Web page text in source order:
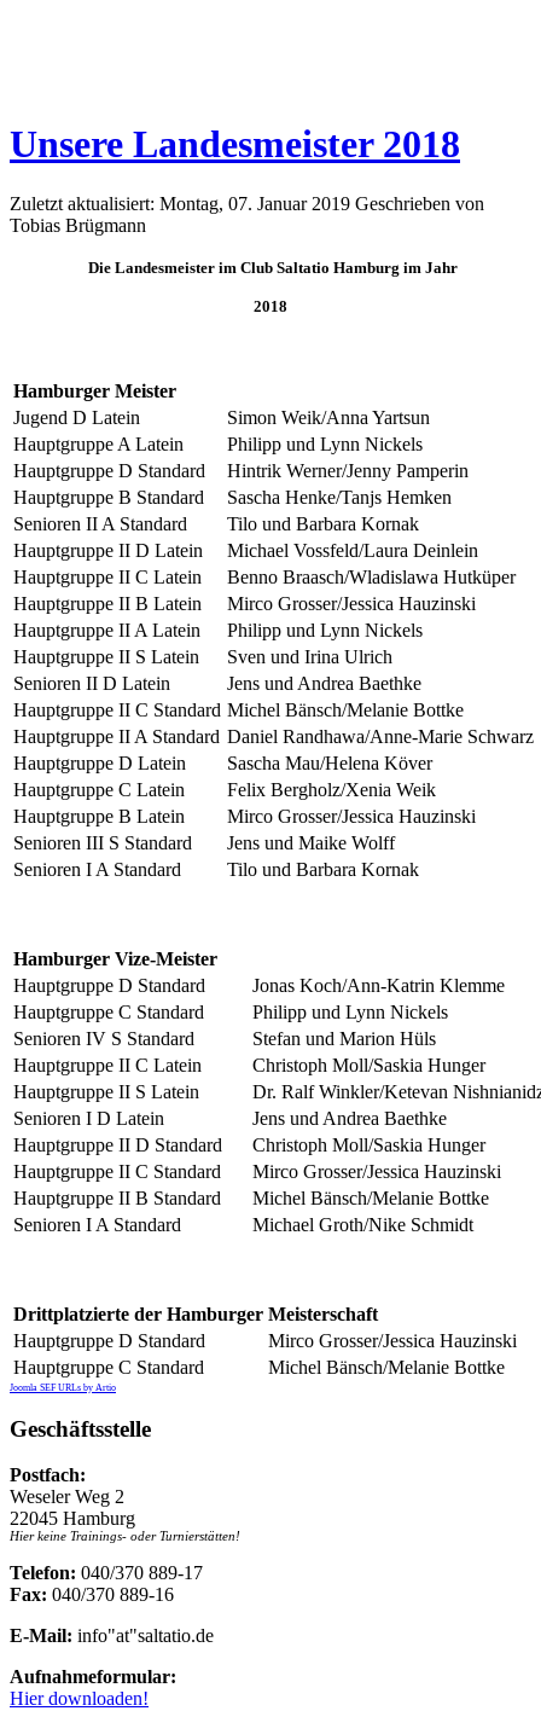
Unsere Landesmeister 2018
Zuletzt aktualisiert: Montag, 07. Januar 2019 Geschrieben von
Tobias Brügmann
Die Landesmeister im Club Saltatio Hamburg im Jahr
2018
Hamburger Meister
Jugend D Latein
Simon Weik/Anna Yartsun
Hauptgruppe A Latein
Philipp und Lynn Nickels
Hauptgruppe D Standard
Hintrik Werner/Jenny Pamperin
Hauptgruppe B Standard
Sascha Henke/Tanjs Hemken
Senioren II A Standard
Tilo und Barbara Kornak
Hauptgruppe II D Latein
Michael Vossfeld/Laura Deinlein
Hauptgruppe II C Latein
Benno Braasch/Wladislawa Hutküper
Hauptgruppe II B Latein
Mirco Grosser/Jessica Hauzinski
Hauptgruppe II A Latein
Philipp und Lynn Nickels
Hauptgruppe II S Latein
Sven und Irina Ulrich
Senioren II D Latein
Jens und Andrea Baethke
Hauptgruppe II C Standard Michel Bänsch/Melanie Bottke
Hauptgruppe II A Standard Daniel Randhawa/Anne-Marie Schwarz
Hauptgruppe D Latein
Sascha Mau/Helena Köver
Hauptgruppe C Latein
Felix Bergholz/Xenia Weik
Hauptgruppe B Latein
Mirco Grosser/Jessica Hauzinski
Senioren III S Standard
Jens und Maike Wolff
Senioren I A Standard
Tilo und Barbara Kornak
Hamburger Vize-Meister
Hauptgruppe D Standard
Jonas Koch/Ann-Katrin Klemme
Hauptgruppe C Standard
Philipp und Lynn Nickels
Senioren IV S Standard
Stefan und Marion Hüls
Hauptgruppe II C Latein
Christoph Moll/Saskia Hunger
Hauptgruppe II S Latein
Dr. Ralf Winkler/Ketevan
Senioren I D Latein
Jens und Andrea Baethke
Hauptgruppe II D Standard
Christoph Moll/Saskia Hunger
Hauptgruppe II C Standard
Mirco Grosser/Jessica Hauzinski
Hauptgruppe II B Standard
Michel Bänsch/Melanie Bottke
Senioren I A Standard
Michael Groth/Nike Schmidt
Drittplatzierte der Hamburger Meisterschaft
Hauptgruppe D Standard
Mirco Grosser/Jessica Hauzinski
Hauptgruppe C Standard
Michel Bänsch/Melanie Bottke
Joomla SEF URLs by Artio
Geschäftsstelle
Postfach:
Weseler Weg 2
22045 Hamburg
Hier keine Trainings- oder Turnierstätten!
Telefon: 040/370 889-17
Fax: 040/370 889-16
E-Mail: info"at"saltatio.de
Aufnahmeformular:
Hier downloaden!